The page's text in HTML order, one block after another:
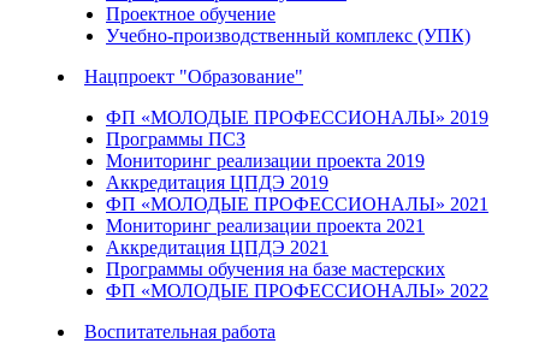
Проектное обучение
Учебно-производственный комплекс (УПК)
Нацпроект "Образование"
ФП «МОЛОДЫЕ ПРОФЕССИОНАЛЫ» 2019
Программы ПСЗ
Мониторинг реализации проекта 2019
Аккредитация ЦПДЭ 2019
ФП «МОЛОДЫЕ ПРОФЕССИОНАЛЫ» 2021
Мониторинг реализации проекта 2021
Аккредитация ЦПДЭ 2021
Программы обучения на базе мастерских
ФП «МОЛОДЫЕ ПРОФЕССИОНАЛЫ» 2022
Воспитательная работа